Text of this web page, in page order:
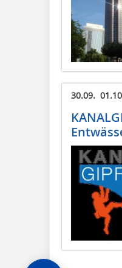
30.09. 